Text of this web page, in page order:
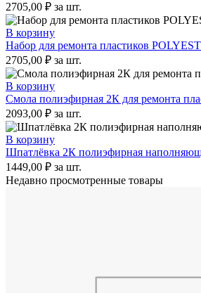
2705,00 ₽ за шт.
В корзину
Набор для ремонта пластиков
2705,00 ₽ за шт.
В корзину
Смола полиэфирная 2К для ремонта
2093,00 ₽ за шт.
В корзину
Шпатлёвка 2К полиэфирная
1449,00 ₽ за шт.
Недавно просмотренные товары